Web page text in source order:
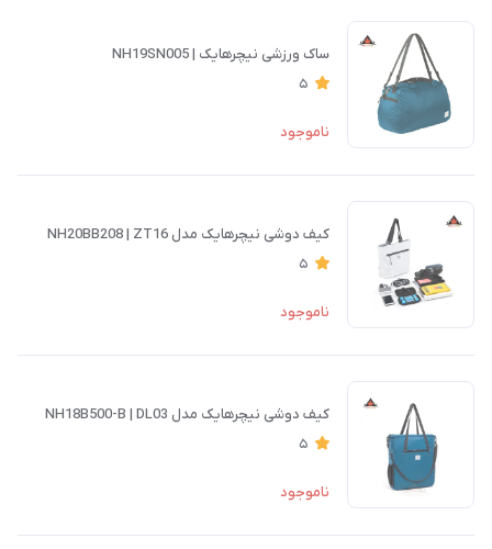
ساک ورزشی نیچرهایک | NH19SN005
5
ناموجود
کیف دوشی نیچرهایک مدل NH20BB208 | ZT16
5
ناموجود
کیف دوشی نیچرهایک مدل NH18B500-B | DL03
5
ناموجود